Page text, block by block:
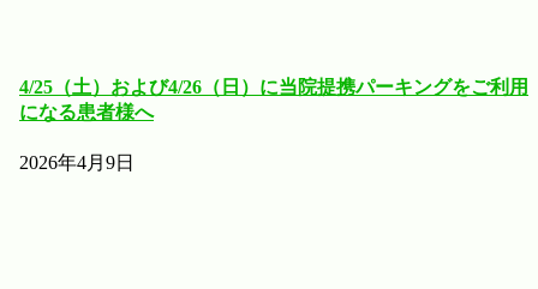
4/25（土）および4/26（日）に当院提携パーキングをご利用
になる患者様へ
2026年4月9日